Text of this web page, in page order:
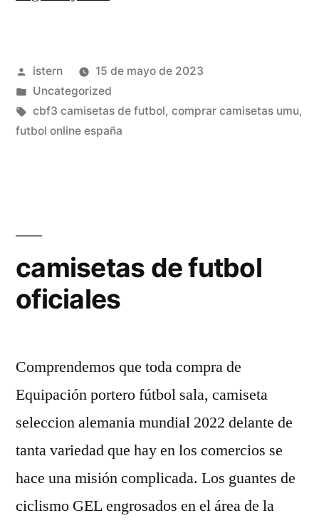
18
19»
Publicado
por
istern
15 de mayo de 2023
Publicado
en
Uncategorized
Etiquetas:
cbf3 camisetas de futbol, comprar camisetas umu,
futbol online españa
camisetas de futbol
oficiales
Comprendemos que toda compra de
Equipación portero fútbol sala, camiseta
seleccion alemania mundial 2022 delante de
tanta variedad que hay en los comercios se
hace una misión complicada. Los guantes de
ciclismo GEL engrosados en el área de la